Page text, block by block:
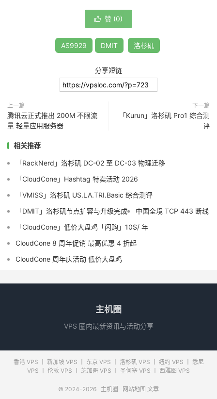
 赞 (0)
AS9929 DMIT 洛杉矶
分享短链
上一篇
腾讯云正式推出 200M 不限流
量 轻量应用服务器
下一篇
「Kurun」洛杉矶 Pro1 综合测
评
相关推荐
「RackNerd」洛杉矶 DC-02 至 DC-03 物理迁移
「CloudCone」Hashtag 特卖活动 2026
「VMISS」洛杉矶 US.LA.TRI.Basic 综合测评
「DMIT」洛杉矶节点扩容与升级完成
中国全境 TCP 443 断线
「CloudCone」低价大盘鸡「闪购」10$/ 年
CloudCone 8 周年促销 最高优惠 4 折起
CloudCone 周年庆活动 低价大盘鸡
主机圈
VPS 圈内最新资讯与活动分享
香港 VPS 新加坡 VPS 东京 VPS 洛杉矶 VPS 纽约 VPS
悉尼
VPS
伦敦 VPS 芝加哥 VPS 圣何塞 VPS 西雅图 VPS
© 2024-2026 主机圈 网站地图 文章